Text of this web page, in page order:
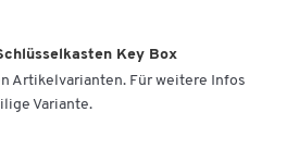
Key Box
Artikelvarianten. Für weitere Infos
Variante.